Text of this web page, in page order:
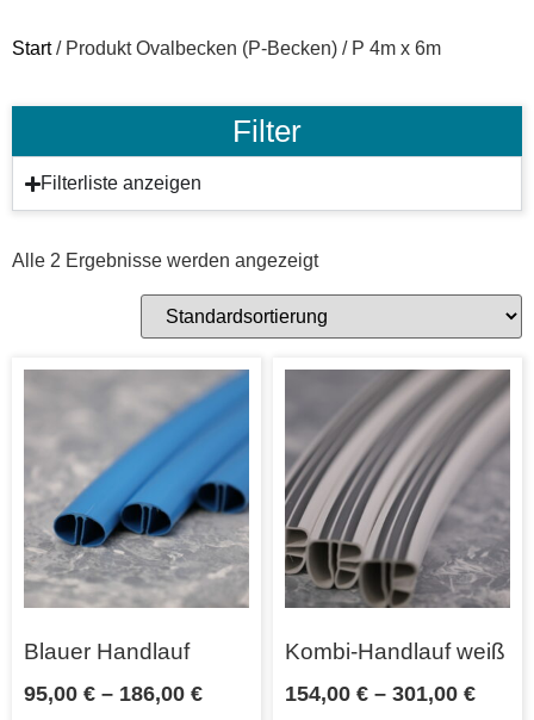
Start/ Produkt Ovalbecken (P-Becken) / P 4m x 6m
Filter
Filterliste anzeigen
Alle 2 Ergebnisse werden angezeigt
Blauer Handlauf
95,00 € – 186,00 €
Kombi-Handlauf weiß
154,00 € – 301,00 €